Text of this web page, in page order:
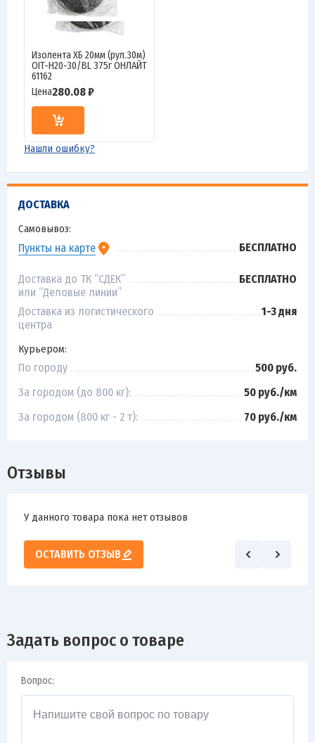
ДОСТАВКА
Самовывоз:
Пункты на карте БЕСПЛАТНО
Доставка до ТК “СДЕК”
или “Деловые линии”
БЕСПЛАТНО
Доставка из логистического
центра
1-3 дня
Курьером:
По городу
500 руб.
За городом (до 800 кг):
50 руб./км
За городом (800 кг - 2 т):
70 руб./км
Изолента ХБ 20мм (рул.30м)
OIT-H20-30/BL 375г ОНЛАЙТ
61162
Цена280.08 ₽
Нашли ошибку?
Отзывы
У данного товара пока нет отзывов
ОСТАВИТЬ ОТЗЫВ
Задать вопрос о товаре
Вопрос: